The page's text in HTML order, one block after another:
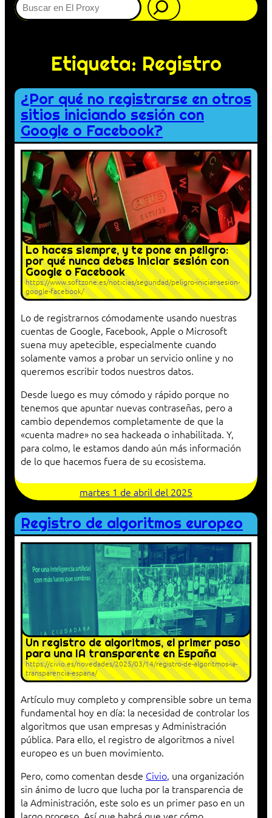
Etiqueta: Registro
¿Por qué no registrarse en otros
sitios iniciando sesión con
Google o Facebook?
Lo haces siempre, y te pone en peligro:
por qué nunca debes iniciar sesión con
Google o Facebook
https://www.softzone.es/noticias/seguridad/peligro-iniciar-sesion-
google-facebook/
Lo de registrarnos cómodamente usando nuestras
cuentas de Google, Facebook, Apple o Microsoft
suena muy apetecible, especialmente cuando
solamente vamos a probar un servicio online y no
queremos escribir todos nuestros datos.
Desde luego es muy cómodo y rápido porque no
tenemos que apuntar nuevas contraseñas, pero a
cambio dependemos completamente de que la
«cuenta madre» no sea hackeada o inhabilitada. Y,
para colmo, le estamos dando aún más información
de lo que hacemos fuera de su ecosistema.
martes 1 de abril del 2025
Registro de algoritmos europeo
Un registro de algoritmos, el primer paso
para una IA transparente en España
https://civio.es/novedades/2025/03/14/registro-de-algoritmos-ia-
transparencia-espana/
Artículo muy completo y comprensible sobre un tema
fundamental hoy en día: la necesidad de controlar los
algoritmos que usan empresas y Administración
pública. Para ello, el registro de algoritmos a nivel
europeo es un buen movimiento.
Pero, como comentan desde Civio, una organización
sin ánimo de lucro que lucha por la transparencia de
la Administración, este solo es un primer paso en un